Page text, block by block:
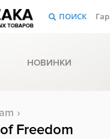
ПОИСК
НОВИНКИ
›
Freedom